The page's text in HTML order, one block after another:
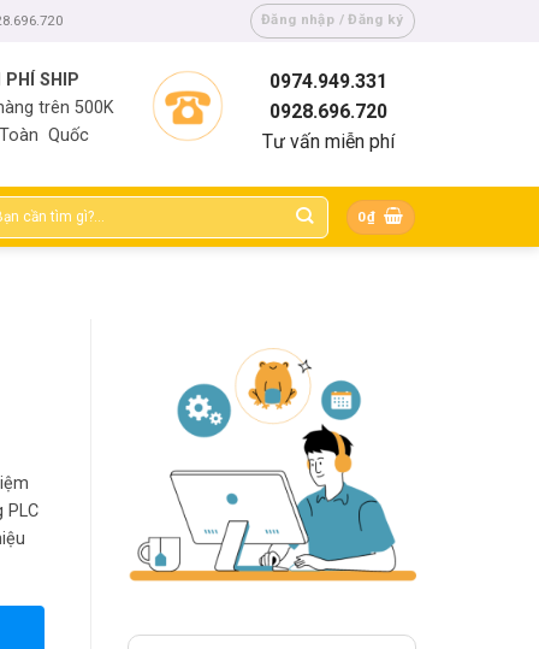
Đăng nhập / Đăng ký
PHÍ SHIP
trên 500K
Quốc
0974.949.331
0928.696.720
Tư vấn miễn phí
0₫
PLC